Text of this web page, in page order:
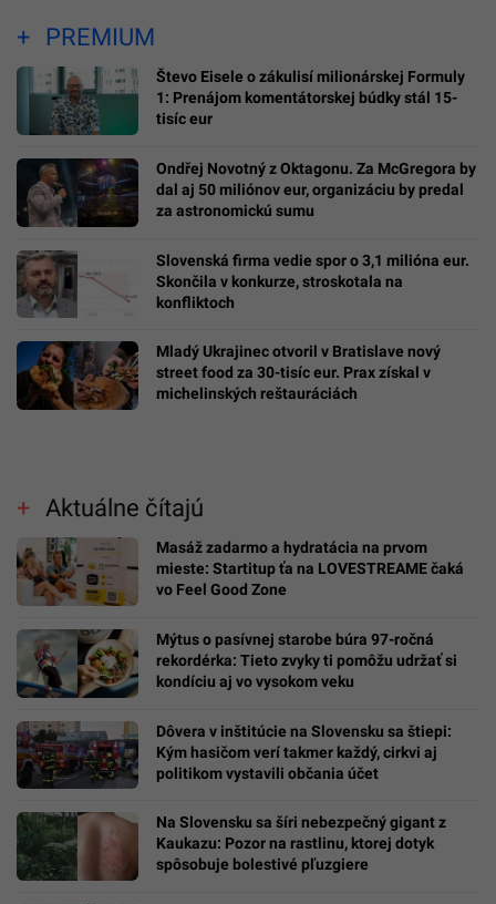
PREMIUM
Števo Eisele o zákulisí milionárskej Formuly
1: Prenájom komentátorskej búdky stál 15-
tisíc eur
Ondřej Novotný z Oktagonu. Za McGregora by
dal aj 50 miliónov eur, organizáciu by predal
za astronomickú sumu
Slovenská firma vedie spor o 3,1 milióna eur.
Skončila v konkurze, stroskotala na
konfliktoch
Mladý Ukrajinec otvoril v Bratislave nový
street food za 30-tisíc eur. Prax získal v
michelinských reštauráciách
Aktuálne čítajú
Masáž zadarmo a hydratácia na prvom
mieste: Startitup ťa na LOVESTREAME čaká
vo Feel Good Zone
Mýtus o pasívnej starobe búra 97-ročná
rekordérka: Tieto zvyky ti pomôžu udržať si
kondíciu aj vo vysokom veku
Dôvera v inštitúcie na Slovensku sa štiepi:
Kým hasičom verí takmer každý, cirkvi aj
politikom vystavili občania účet
Na Slovensku sa šíri nebezpečný gigant z
Kaukazu: Pozor na rastlinu, ktorej dotyk
spôsobuje bolestivé pľuzgiere